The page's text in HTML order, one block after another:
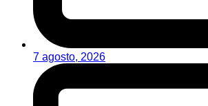
7 agosto, 2026